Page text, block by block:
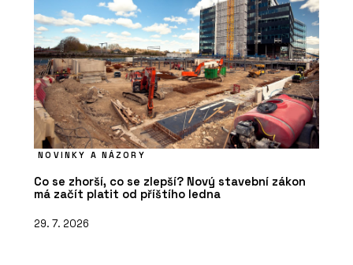
NOVINKY A NÁZORY
Co se zhorší, co se zlepší? Nový stavební zákon
má začít platit od příštího ledna
29. 7. 2026